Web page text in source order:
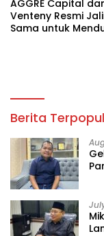
AGGRE Capital
Venteny Resmi
Sama untuk
Berita